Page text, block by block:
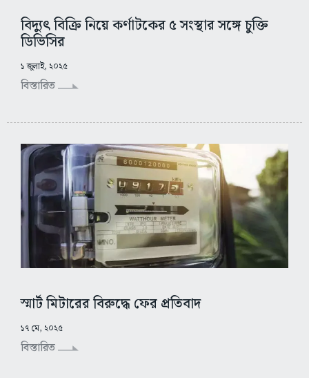
বিদ্যুৎ বিক্রি নিয়ে কর্ণাটকের ৫ সংস্থার সঙ্গে চুক্তি
ডিভিসির
১ জুলাই, ২০২৫
বিস্তারিত
স্মার্ট মিটারের বিরুদ্ধে ফের প্রতিবাদ
১৭ মে, ২০২৫
বিস্তারিত